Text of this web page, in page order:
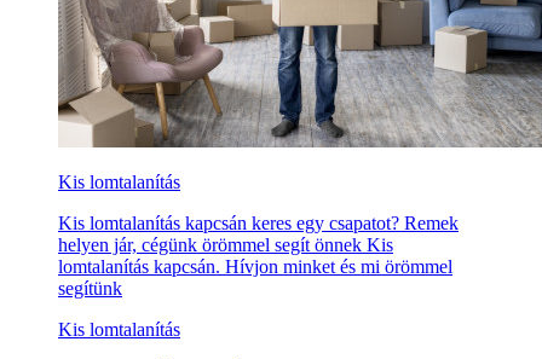
Kis lomtalanítás
Kis lomtalanítás kapcsán keres egy csapatot? Remek
helyen jár, cégünk örömmel segít önnek Kis
lomtalanítás kapcsán. Hívjon minket és mi örömmel
segítünk
Kis lomtalanítás